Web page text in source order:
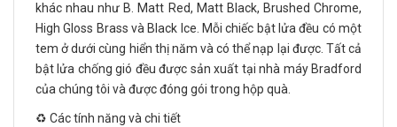
khác nhau như B. Matt Red, Matt Black, Brushed Chrome,
High Gloss Brass và Black Ice. Mỗi chiếc bật lửa đều có một
tem ở dưới cùng hiển thị năm và có thể nạp lại được. Tất cả
bật lửa chống gió đều được sản xuất tại nhà máy Bradford
của chúng tôi và được đóng gói trong hộp quà.
♻️ Các tính năng và chi tiết